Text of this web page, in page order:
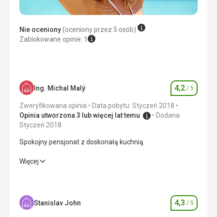
Ta recenzja została automatycznie przetłumaczona za
pomocą Google Translate
Nie oceniony(oceniony przez 5 osób)
Zablokowane opinie: 1
Ing. Michal Malý Ocena
4,2 / 5
Zweryfikowana opinia
Data pobytu: Styczeń 2018
Opinia utworzona 3 lub więcej lat temu
Dodana
Styczeń 2018
Spokojny pensjonat z doskonałą kuchnią.
Spokojny pensjonat z doskonałą kuchnią.
Zakwaterowanie 5,0/ 5
Więcej
Stanislav John Ocena
4,3 / 5